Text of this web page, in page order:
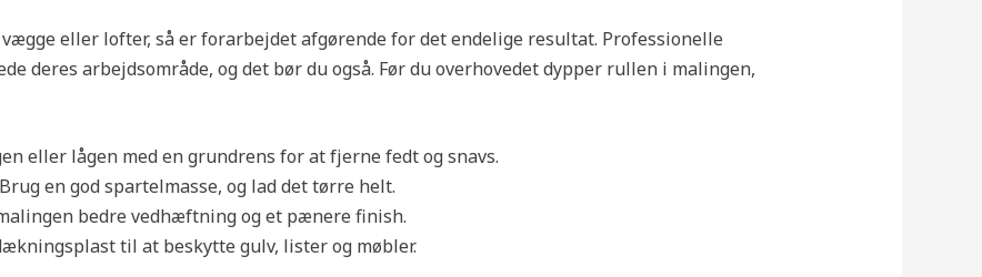
eller lofter, så er forarbejdet afgørende for det endelige resultat. Professionelle
deres arbejdsområde, og det bør du også. Før du overhovedet dypper rullen i malingen,
eller lågen med en grundrens for at fjerne fedt og snavs.
en god spartelmasse, og lad det tørre helt.
bedre vedhæftning og et pænere finish.
til at beskytte gulv, lister og møbler.